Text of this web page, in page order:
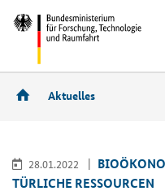
Aktuelles
28.01.2022
TÜR­LI­CHE RES­SOUR­CEN